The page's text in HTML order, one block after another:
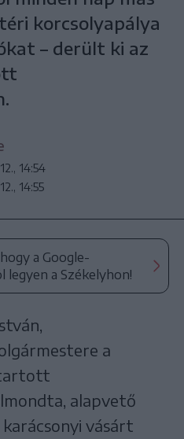
korcsolyapálya
– derült ki az
14:54
14:55
a Google-
legyen a Székelyhon!
a
alapvető
vásárt